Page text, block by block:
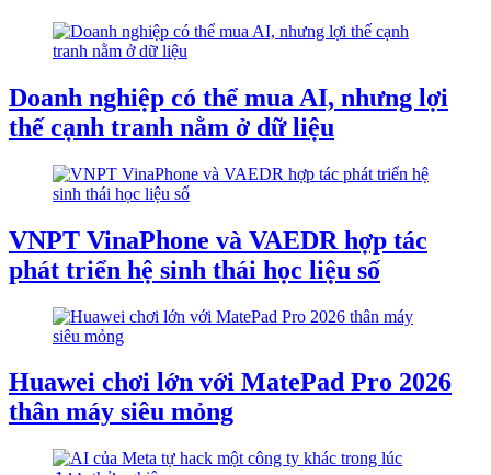
Doanh nghiệp có thể mua AI, nhưng lợi
thế cạnh tranh nằm ở dữ liệu
VNPT VinaPhone và VAEDR hợp tác
phát triển hệ sinh thái học liệu số
Huawei chơi lớn với MatePad Pro 2026
thân máy siêu mỏng